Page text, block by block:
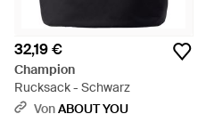
32,19 €
Champion
Rucksack - Schwarz
VonABOUT YOU